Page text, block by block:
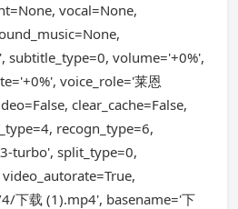
vocal=None,
subtitle_type=0, volume='+0%',
voice_role='莱恩
clear_cache=False,
recogn_type=6,
turbo', split_type=0,
下载 (1).mp4', basename='下